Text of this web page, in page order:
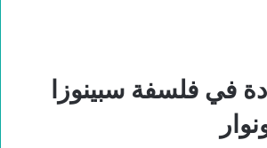
في فلسفة سبينوزا